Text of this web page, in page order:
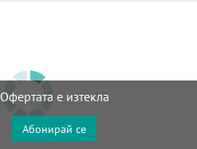
Офертата е изтекла
Абонирай се